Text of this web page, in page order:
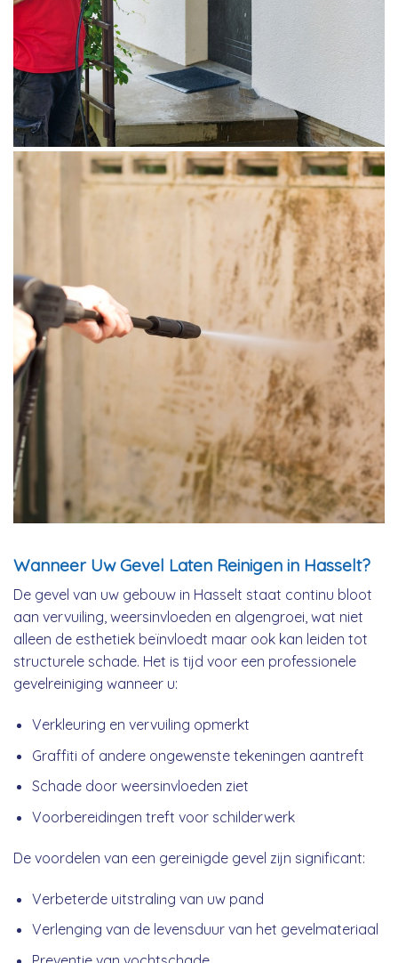
Wanneer Uw Gevel Laten Reinigen in Hasselt?
De gevel van uw gebouw in Hasselt staat continu bloot
aan vervuiling, weersinvloeden en algengroei, wat niet
alleen de esthetiek beïnvloedt maar ook kan leiden tot
structurele schade. Het is tijd voor een professionele
gevelreiniging wanneer u:
Verkleuring en vervuiling opmerkt
Graffiti of andere ongewenste tekeningen aantreft
Schade door weersinvloeden ziet
Voorbereidingen treft voor schilderwerk
De voordelen van een gereinigde gevel zijn significant:
Verbeterde uitstraling van uw pand
Verlenging van de levensduur van het gevelmateriaal